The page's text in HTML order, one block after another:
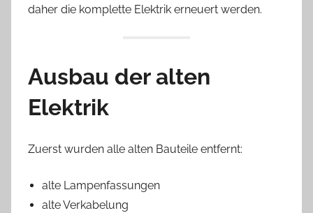
daher die komplette Elektrik erneuert werden.
Ausbau der alten
Elektrik
Zuerst wurden alle alten Bauteile entfernt:
alte Lampenfassungen
alte Verkabelung